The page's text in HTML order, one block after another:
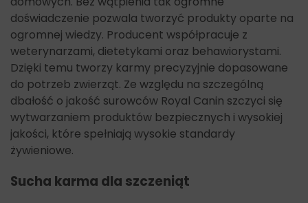
doświadczenie pozwala tworzyć produkty oparte na
ogromnej wiedzy. Producent współpracuje z
weterynarzami, dietetykami oraz behawiorystami.
Dzięki temu tworzy karmy precyzyjnie dopasowane
do potrzeb zwierząt. Ze względu na szczególną
dbałość o jakość surowców Royal Canin szczyci się
wytwarzaniem produktów bezpiecznych i wysokiej
jakości, które spełniają wysokie standardy
żywieniowe.
Sucha karma dla szczeniąt